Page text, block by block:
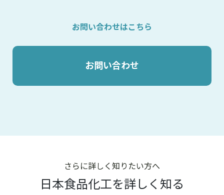
お問い合わせはこちら
お問い合わせ
さらに詳しく知りたい方へ
日本食品化工を詳しく知る